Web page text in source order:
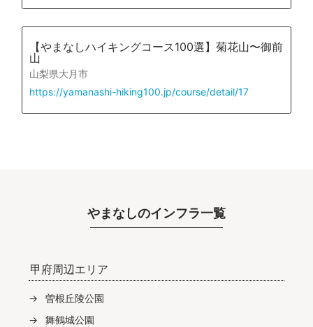
【やまなしハイキングコース100選】菊花山〜御前
山
山梨県大月市
https://yamanashi-hiking100.jp/course/detail/17
やまなしのインフラ一覧
甲府周辺エリア
曽根丘陵公園
舞鶴城公園